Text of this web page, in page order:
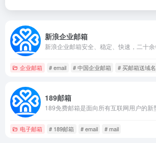
新浪企业邮箱
企业邮箱 # email # 中国企业邮箱 # 买邮箱送域名
189邮箱
电子邮箱 # 189邮箱 # email # mail